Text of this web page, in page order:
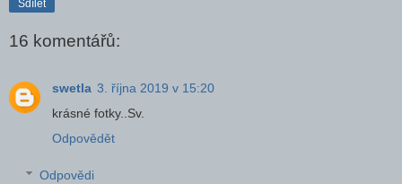
Sdílet
16 komentářů:
swetla 3. října 2019 v 15:20
krásné fotky..Sv.
Odpovědět
Odpovědi